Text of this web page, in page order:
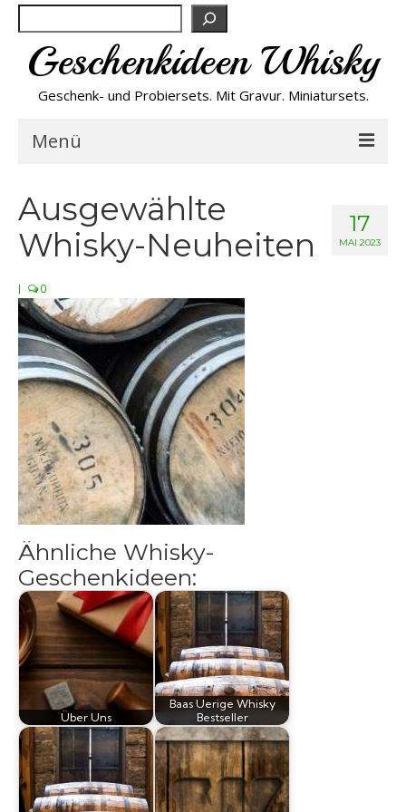
Suchen
Geschenkideen Whisky
Geschenk- und Probiersets. Mit Gravur. Miniatursets.
Menü
NEU
Personalisiert
Preishits
Probiersets
Raritäten
17
MAI 2023
Ausgewählte
Whisky-Neuheiten
| 0
Ähnliche Whisky-
Geschenkideen:
Über Uns
Baas Uerige Whisky
Bestseller